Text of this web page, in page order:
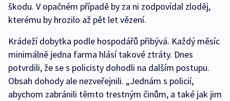
škodu. V opačném případě by za ni zodpovídal zloděj,
kterému by hrozilo až pět let vězení.
Krádeží dobytka podle hospodářů přibývá. Každý měsíc
minimálně jedna farma hlásí takové ztráty. Dnes
potvrdili, že se s policisty dohodli na dalším postupu.
Obsah dohody ale nezveřejnili. „Jednám s policií,
abychom zabránili těmto trestným činům, a také jak jim